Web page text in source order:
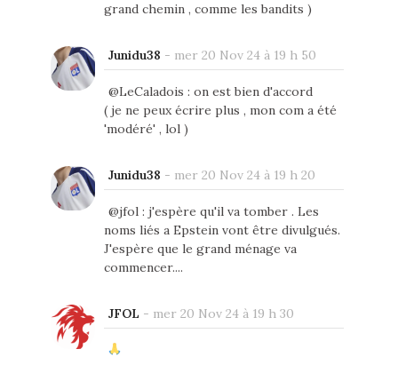
grand chemin , comme les bandits )
Junidu38 - mer 20 Nov 24 à 19 h 50
@LeCaladois : on est bien d'accord
( je ne peux écrire plus , mon com a été
'modéré' , lol )
Junidu38 - mer 20 Nov 24 à 19 h 20
@jfol : j'espère qu'il va tomber . Les
noms liés a Epstein vont être divulgués.
J'espère que le grand ménage va
commencer....
JFOL - mer 20 Nov 24 à 19 h 30